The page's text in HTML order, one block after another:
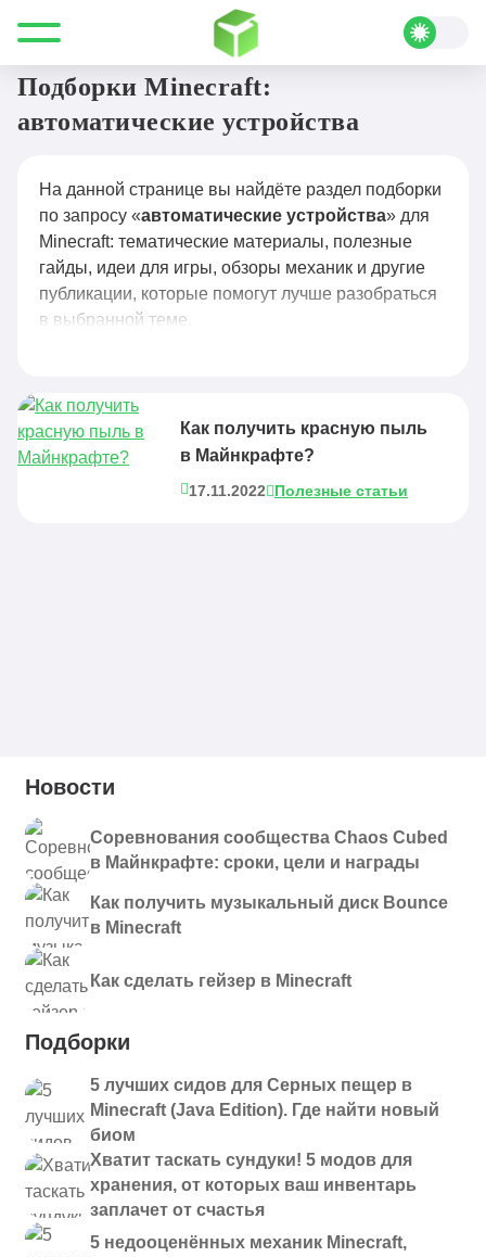
Все для Minecraft автоматические устройства
Подборки Minecraft:
автоматические устройства
На данной странице вы найдёте раздел подборки
по запросу «автоматические устройства» для
Minecraft: тематические материалы, полезные
гайды, идеи для игры, обзоры механик и другие
публикации, которые помогут лучше разобраться
в выбранной теме.
Как получить красную пыль
в Майнкрафте?
17.11.2022 Полезные статьи
Новости
Соревнования сообщества Chaos Cubed
в Майнкрафте: сроки, цели и награды
Как получить музыкальный диск Bounce
в Minecraft
Как сделать гейзер в Minecraft
Подборки
5 лучших сидов для Серных пещер в
Minecraft (Java Edition). Где найти новый
биом
Хватит таскать сундуки! 5 модов для
хранения, от которых ваш инвентарь
заплачет от счастья
5 недооценённых механик Minecraft,